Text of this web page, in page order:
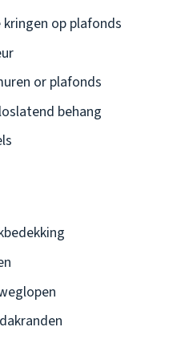
op plafonds
or plafonds
behang